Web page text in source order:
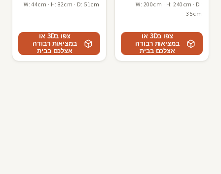
W: 200cm · H: 240cm · D:
35cm
צפו ב3D או
במציאות רבודה
אצלכם בבית
W: 44cm · H: 82cm · D: 51cm
צפו ב3D או
במציאות רבודה
אצלכם בבית